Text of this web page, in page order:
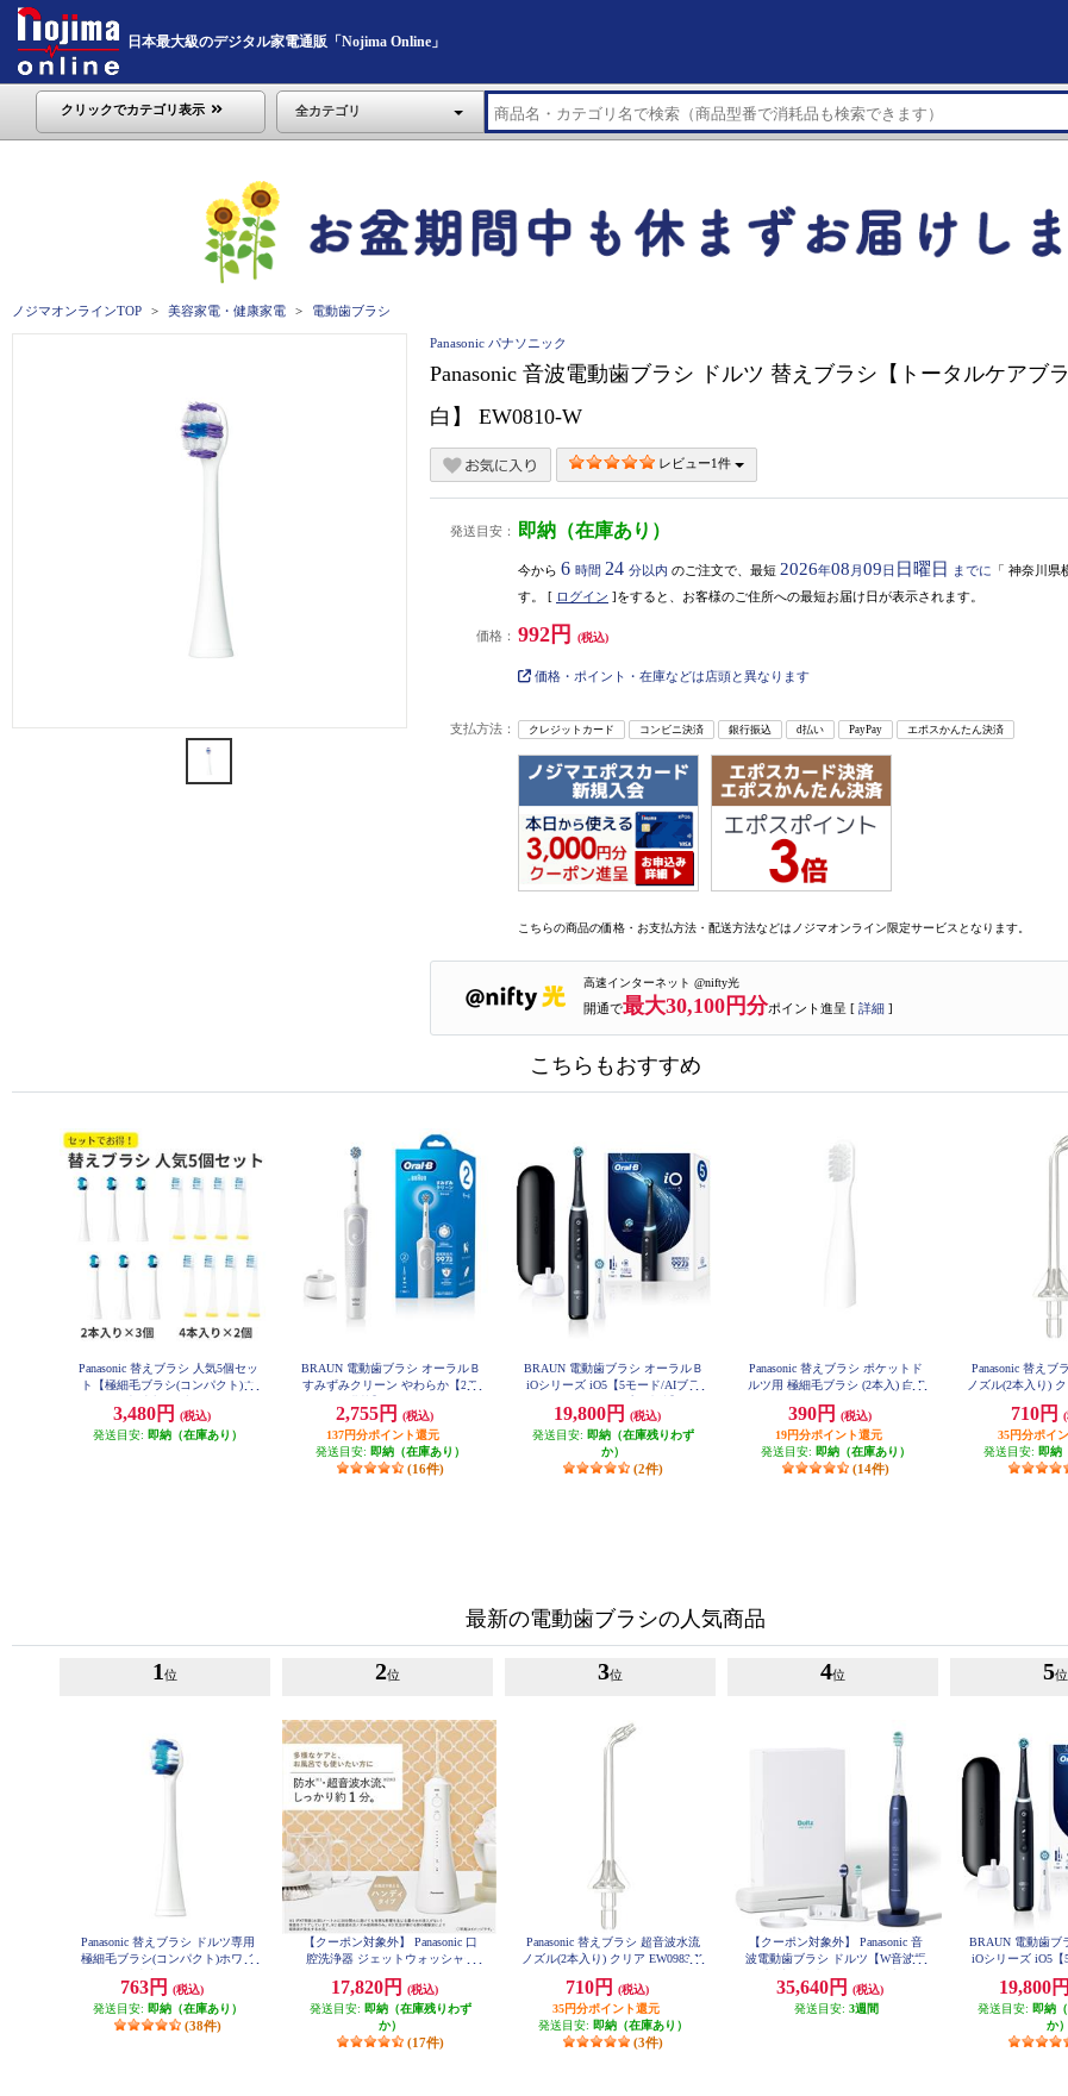
日本最大級のデジタル家電通販「Nojima Online」
クリックでカテゴリ表示 全カテゴリ
ノジマオンラインTOP 美容家電・健康家電 電動歯ブラシ
Panasonic パナソニック
Panasonic 音波電動歯ブラシ ドルツ 替えブラシ【トータルケアブ
白】 EW0810-W
レビュー1件
発送目安： 即納（在庫あり）
今から 6 時間 24 分以内 のご注文で、最短 2026年08 月09日 日曜日 までに 「 神奈川県
す。 [ ログイン ]をすると、お客様のご住所への最短お届け日が表示されます。
価格： 992円 (税込)
価格・ポイント・在庫などは店頭と異なります
支払方法： クレジットカード コンビニ決済 銀行振込 d払い PayPay エポスかんたん決済
こちらの商品の価格・お支払方法・配送方法などはノジマオンライン限定サービスとなります。
高速インターネット @nifty光
開通で最大30,100円分ポイント進呈 [ 詳細 ]
こちらもおすすめ
Panasonic 替えブラシ 人気5個セッ
ト【極細毛ブラシ(コンパクト)ホ
8本】 EW0800-09104CW-ESET
3,480円
(税込)
発送目安: 即納（在庫あり）
BRAUN 電動歯ブラシ オーラルＢ
すみずみクリーン やわらか【2モ
2,755円
(税込)
137円分ポイント還元
発送目安: 即納（在庫あり）
(16件)
BRAUN 電動歯ブラシ オーラルＢ
iOシリーズ iO5【5モード/AIブラ
52J62KBK
19,800円
(税込)
発送目安: 即納（在庫残りわず
か）
(2件)
Panasonic 替えブラシ ポケットド
ルツ用 極細毛ブラシ (2本入) 白 E
390円
(税込)
19円分ポイント還元
発送目安: 即納（在庫あり）
(14件)
Panasonic 替えブ
ノズル(2本入り)
710円
35円分ポイ
発送目安: 即納
最新の電動歯ブラシの人気商品
1 位
Panasonic 替えブラシ ドルツ専用
極細毛ブラシ(コンパクト)ホワイ
763円
(税込)
発送目安: 即納（在庫あり）
(38件)
2位
【クーポン対象外】 Panasonic 口
腔洗浄器 ジェットウォッシャー
17,820円
(税込)
発送目安: 即納（在庫残りわず
か）
(17件)
3位
Panasonic 替えブラシ 超音波水流
ノズル(2本入り) クリア EW0983-X
710円
(税込)
35円分ポイント還元
発送目安: 即納（在庫あり）
(3件)
4位
【クーポン対象外】 Panasonic 音
波電動歯ブラシ ドルツ【W音波振
ディープブルー】 EW-DP58-A
35,640円
(税込)
発送目安: 3週間
5位
BRAUN 電動歯ブ
iOシリーズ iO5【
19,800円
発送目安: 即納
か）